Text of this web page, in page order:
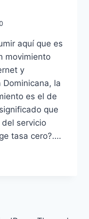
aquí que es
movimiento
y
la
es el de
que
servicio
tasa cero?….